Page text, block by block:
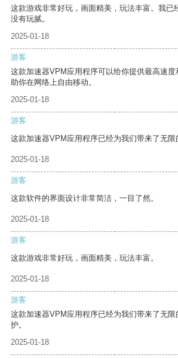
这款游戏非常好玩，画面精美，玩法丰富。我已
没有玩腻。
2025-01-18
游客
这款加速器VPM应用程序可以给你提供最高速
助你在网络上自由移动。
2025-01-18
游客
这款加速器VPM应用程序已经为我们带来了无限
2025-01-18
游客
这款软件的界面设计非常简洁，一目了然。
2025-01-18
游客
这款游戏非常好玩，画面精美，玩法丰富。
2025-01-18
游客
这款加速器VPM应用程序已经为我们带来了无
护。
2025-01-18